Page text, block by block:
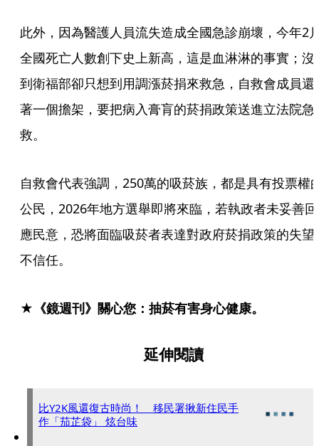
此外，因為醫護人員流失造成全國急診崩壞，今年2
全國死亡人數創下史上新高，這是血淋淋的事實；沒
到衛福部卻只想到用調漲菸捐來救急，自救會成員還
著一個擔架，要把病入膏肓的菸捐政策送進立法院急
救。
自救會代表強調，250萬的吸菸族，都是具有投票權
公民，2026年地方選舉即將來臨，若執政者未妥善回
應民意，恐將面臨吸菸者表達對政府菸捐政策的失望
不信任。
★《鏡週刊》關心您：抽菸有害身心健康。
延伸閱讀
比Y2K風還復古時尚！ 移民署揪新住民手
作「茄芷袋」 炫台味